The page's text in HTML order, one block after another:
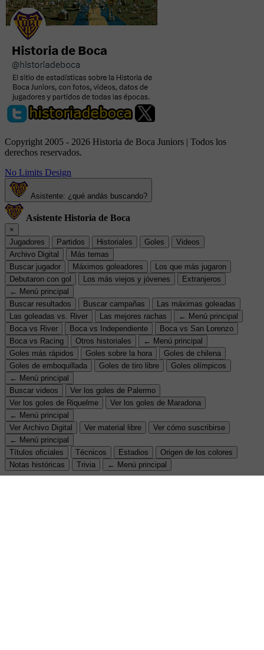
Copyright 2005 - 2026 Historia de Boca Juniors | Todos los
derechos reservados.
No Limits Design
Asistente: ¿qué andás buscando?
Asistente Historia de Boca
×
Jugadores
Partidos Historiales Goles
Videos
Archivo Digital
Más temas
Buscar jugador
Máximos goleadores
Los que más jugaron
Debutaron con gol
Los más viejos y jóvenes
Extranjeros
← Menú principal
Buscar resultados
Buscar campañas
Las máximas goleadas
Las goleadas vs. River
Las mejores rachas
← Menú principal
Boca vs River
Boca vs Independiente
Boca vs San Lorenzo
Boca vs Racing
Otros historiales
← Menú principal
Goles más rápidos
Goles sobre la hora
Goles de chilena
Goles de emboquillada
Goles de tiro libre
Goles olímpicos
← Menú principal
Buscar videos
Ver los goles de Palermo
Ver los goles de Riquelme
Ver los goles de Maradona
← Menú principal
Ver Archivo Digital
Ver material libre
Ver cómo suscribirse
← Menú principal
Títulos oficiales
Técnicos Estadios
Origen de los colores
Notas históricas
Trivia ← Menú principal